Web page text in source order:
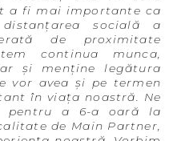
a fi mai importante ca
socială a
de proximitate
continua munca,
și menține legătura
vor avea și pe termen
în viața noastră. Ne
pentru a 6-a oară la
de Main Partner,